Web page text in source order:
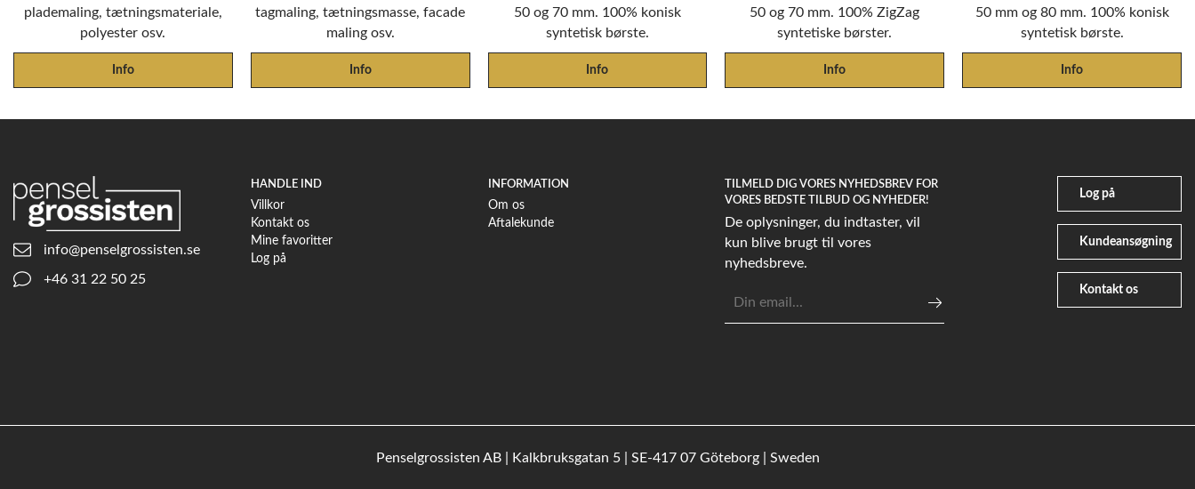
plademaling, tætningsmateriale,
polyester osv.
Info
tagmaling, tætningsmasse, facade
maling osv.
Info
50 og 70 mm. 100% konisk
syntetisk børste.
Info
50 og 70 mm. 100% ZigZag
syntetiske børster.
Info
50 mm og 80 mm. 100% konisk
syntetisk børste.
Info
info@penselgrossisten.se
+46 31 22 50 25
HANDLE IND
Villkor
Kontakt os
Mine favoritter
Log på
INFORMATION
Om os
Aftalekunde
TILMELD DIG VORES NYHEDSBREV FOR
VORES BEDSTE TILBUD OG NYHEDER!
De oplysninger, du indtaster, vil
kun blive brugt til vores
nyhedsbreve.
Kontakt os
Kundeansøgning
Log på
Penselgrossisten AB | Kalkbruksgatan 5 | SE-417 07 Göteborg | Sweden